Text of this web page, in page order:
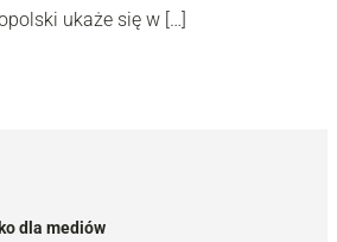
ukaże się w […]
dla mediów